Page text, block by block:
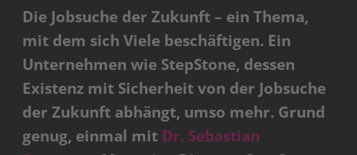
Die Jobsuche der Zukunft – ein Thema,
mit dem sich Viele beschäftigen. Ein
Unternehmen wie StepStone, dessen
Existenz mit Sicherheit von der Jobsuche
der Zukunft abhängt, umso mehr. Grund
genug, einmal mit Dr. Sebastian